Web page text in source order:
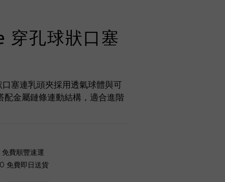
穿孔球狀口塞
塞連乳頭夾採用透氣球體與可
配金屬鏈條連動結構，適合進階
費順豐速運
免費即日送貨